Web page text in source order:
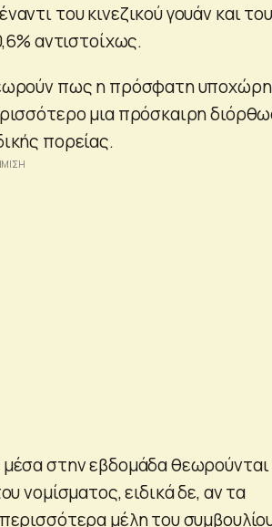
του κινεζικού γουάν και του
αντιστοίχως.
πως η πρόσφατη
μια πρόσκαιρη
πορείας.
στην εβδομάδα θεωρούνται
νομίσματος, ειδικά δε, αν τα
μέλη του